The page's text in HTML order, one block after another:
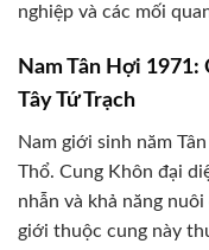
nghiệp và các mối
Nam Tân Hợi 1971:
Tây Tứ Trạch
Nam giới sinh năm
Thổ. Cung Khôn đại
nhẫn và khả năng
giới thuộc cung này